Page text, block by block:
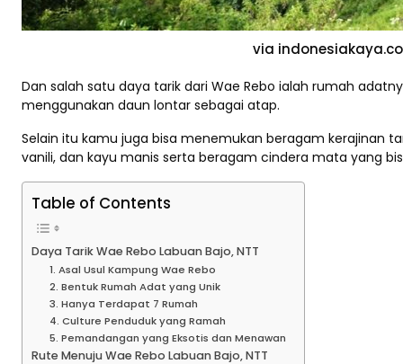
via
Dan salah satu daya tarik dari Wae Rebo ialah rumah
menggunakan daun lontar sebagai atap.
Selain itu kamu juga bisa menemukan beragam kerajinan
vanili, dan kayu manis serta beragam cindera mata yang
Table of Contents
Daya Tarik Wae Rebo Labuan Bajo, NTT
1. Asal Usul Kampung Wae Rebo
2. Bentuk Rumah Adat yang Unik
3. Hanya Terdapat 7 Rumah
4. Culture Penduduk yang Ramah
5. Pemandangan yang Eksotis dan Menawan
Rute Menuju Wae Rebo Labuan Bajo, NTT